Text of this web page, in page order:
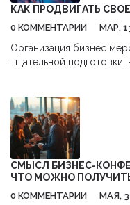
информация поможет
вашего бизнеса.
КАК ПРОДВИГАТЬ
0 КОММЕНТАРИИ МАР,
Организация бизнес
тщательной
события стали
цифровые технологии
продвижении. Обсудим
нацелиться на нее.
подходы могут сделать
СМЫСЛ БИЗНЕС-
ЧТО МОЖНО
0 КОММЕНТАРИИ МАЯ,